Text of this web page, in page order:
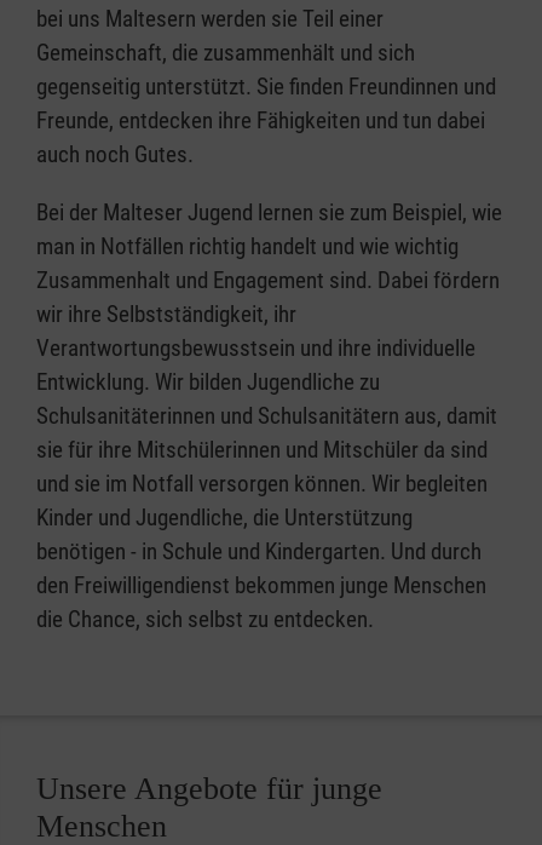
bei uns Maltesern werden sie Teil einer
Gemeinschaft, die zusammenhält und sich
gegenseitig unterstützt. Sie finden Freundinnen und
Freunde, entdecken ihre Fähigkeiten und tun dabei
auch noch Gutes.
Bei der Malteser Jugend lernen sie zum Beispiel, wie
man in Notfällen richtig handelt und wie wichtig
Zusammenhalt und Engagement sind. Dabei fördern
wir ihre Selbstständigkeit, ihr
Verantwortungsbewusstsein und ihre individuelle
Entwicklung. Wir bilden Jugendliche zu
Schulsanitäterinnen und Schulsanitätern aus, damit
sie für ihre Mitschülerinnen und Mitschüler da sind
und sie im Notfall versorgen können. Wir begleiten
Kinder und Jugendliche, die Unterstützung
benötigen - in Schule und Kindergarten. Und durch
den Freiwilligendienst bekommen junge Menschen
die Chance, sich selbst zu entdecken.
Unsere Angebote für junge
Menschen